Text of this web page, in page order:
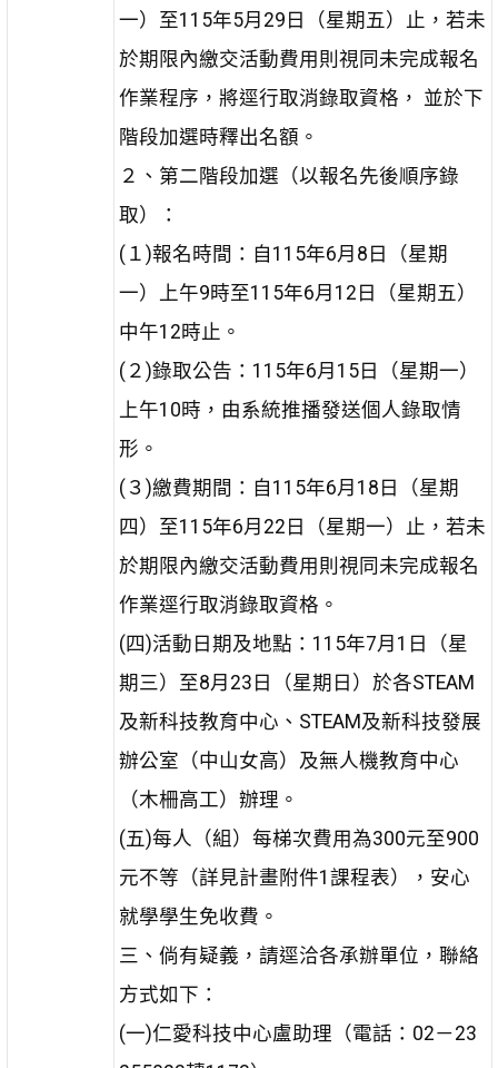
一）至115年5月29日（星期五）止，若未
於期限內繳交活動費用則視同未完成報名
作業程序，將逕行取消錄取資格， 並於下
階段加選時釋出名額。
２、第二階段加選（以報名先後順序錄
取）：
(１)報名時間：自115年6月8日（星期
一）上午9時至115年6月12日（星期五）
中午12時止。
(２)錄取公告：115年6月15日（星期一）
上午10時，由系統推播發送個人錄取情
形。
(３)繳費期間：自115年6月18日（星期
四）至115年6月22日（星期一）止，若未
於期限內繳交活動費用則視同未完成報名
作業逕行取消錄取資格。
(四)活動日期及地點：115年7月1日（星
期三）至8月23日（星期日）於各STEAM
及新科技教育中心、STEAM及新科技發展
辦公室（中山女高）及無人機教育中心
（木柵高工）辦理。
(五)每人（組）每梯次費用為300元至900
元不等（詳見計畫附件1課程表），安心
就學學生免收費。
三、倘有疑義，請逕洽各承辦單位，聯絡
方式如下：
(一)仁愛科技中心盧助理（電話：02－23